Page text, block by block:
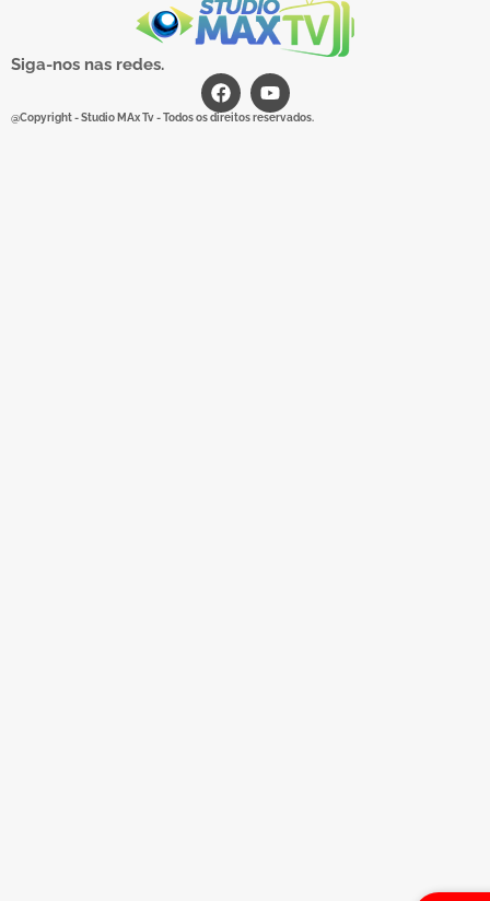
Siga-nos nas redes.
@Copyright - Studio MAx Tv - Todos os direitos reservados.